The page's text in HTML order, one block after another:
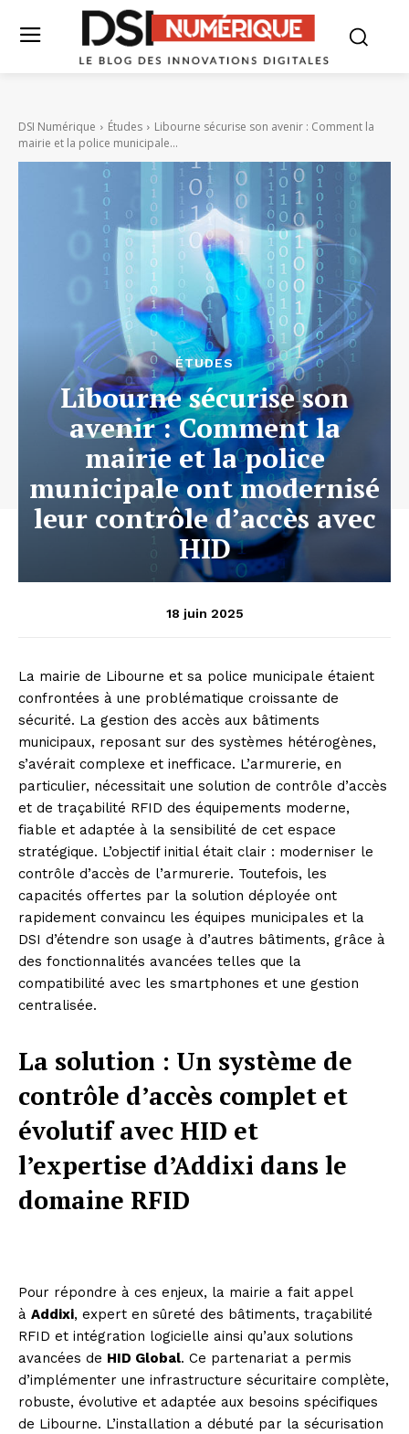
DSI Numérique Études
Libourne sécurise son avenir : Comment la
mairie et la police municipale...
ÉTUDES
Libourne sécurise son
avenir : Comment la
mairie et la police
municipale ont modernisé
leur contrôle d’accès avec
HID
18 juin 2025
La mairie de Libourne et sa police municipale étaient
confrontées à une problématique croissante de
sécurité. La gestion des accès aux bâtiments
municipaux, reposant sur des systèmes hétérogènes,
s’avérait complexe et inefficace. L’armurerie, en
particulier, nécessitait une solution de contrôle d’accès
et de traçabilité RFID des équipements moderne,
fiable et adaptée à la sensibilité de cet espace
stratégique. L’objectif initial était clair : moderniser le
contrôle d’accès de l’armurerie. Toutefois, les
capacités offertes par la solution déployée ont
rapidement convaincu les équipes municipales et la
DSI d’étendre son usage à d’autres bâtiments, grâce à
des fonctionnalités avancées telles que la
compatibilité avec les smartphones et une gestion
centralisée.
La solution : Un système de
contrôle d’accès complet et
évolutif avec HID et
l’expertise d’Addixi dans le
domaine RFID
Pour répondre à ces enjeux, la mairie a fait appel
à Addixi, expert en sûreté des bâtiments, traçabilité
RFID et intégration logicielle ainsi qu’aux solutions
avancées de HID Global. Ce partenariat a permis
d’implémenter une infrastructure sécuritaire complète,
robuste, évolutive et adaptée aux besoins spécifiques
de Libourne. L’installation a débuté par la sécurisation